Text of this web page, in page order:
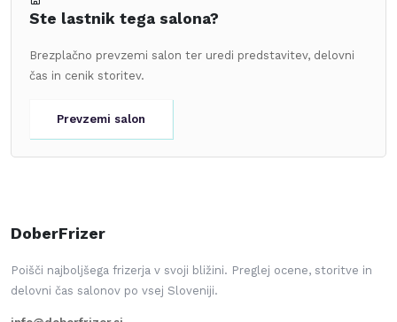
Ste lastnik tega salona?
Brezplačno prevzemi salon ter uredi predstavitev, delovni
čas in cenik storitev.
Prevzemi salon
DoberFrizer
Poišči najboljšega frizerja v svoji bližini. Preglej ocene, storitve in
delovni čas salonov po vsej Sloveniji.